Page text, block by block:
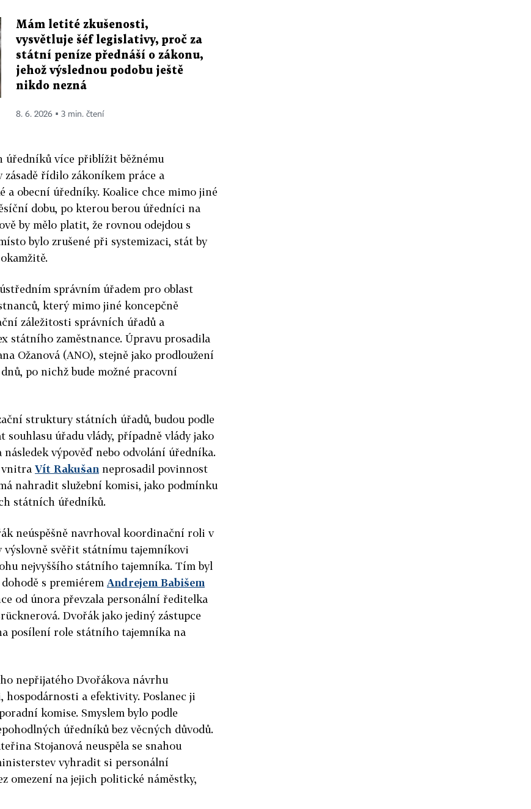
Mám letité zkušenosti,
vysvětluje šéf legislativy, proč za
státní peníze přednáší o zákonu,
jehož výslednou podobu ještě
nikdo nezná
8. 6. 2026 ▪ 3 min. čtení
úředníků více přiblížit běžnému
řídilo zákoníkem práce a
a obecní úředníky. Koalice chce mimo jiné
dobu, po kterou berou úředníci na
by mělo platit, že rovnou odejdou s
bylo zrušené při systemizaci, stát by
správním úřadem pro oblast
který mimo jiné koncepčně
záležitosti správních úřadů a
státního zaměstnance. Úpravu prosadila
Ožanová (ANO), stejně jako prodloužení
po nichž bude možné pracovní
struktury státních úřadů, budou podle
souhlasu úřadu vlády, případně vlády jako
následek výpověď nebo odvolání úředníka.
vnitra Vít Rakušan neprosadil povinnost
nahradit služební komisi, jako podmínku
státních úředníků.
neúspěšně navrhoval koordinační roli v
svěřit státnímu tajemníkovi
nejvyššího státního tajemníka. Tím byl
s premiérem Andrejem Babišem
od února převzala personální ředitelka
Dvořák jako jediný zástupce
posílení role státního tajemníka na
nepřijatého Dvořákova návrhu
hospodárnosti a efektivity. Poslanec ji
komise. Smyslem bylo podle
úředníků bez věcných důvodů.
Stojanová neuspěla se snahou
vyhradit si personální
omezení na jejich politické náměstky,